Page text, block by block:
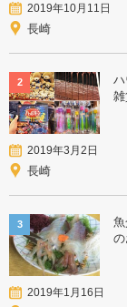
2019年10月11日
長崎
2
2019年3月2日
長崎
3
2019年1月16日